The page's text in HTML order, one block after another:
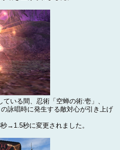
いる間、忍術「空蝉の術:壱」、
詠唱時に発生する敵対心が引き上げ
→1.5秒に変更されました。